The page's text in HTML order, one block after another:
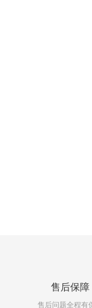
售后保障
售后问题全程有